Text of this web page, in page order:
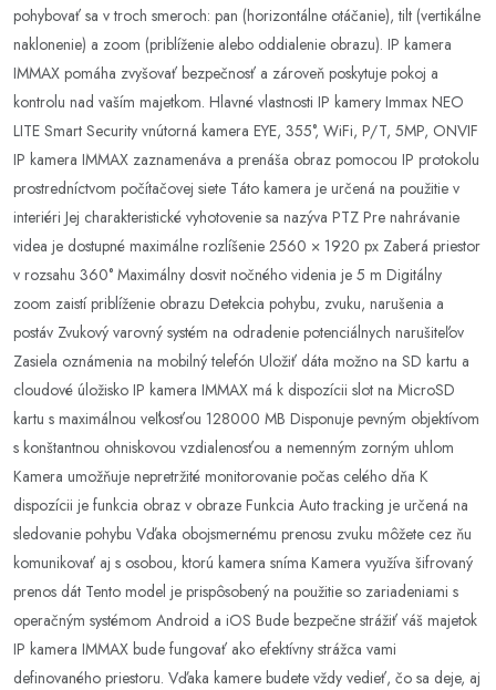
pohybovať sa v troch smeroch: pan (horizontálne otáčanie), tilt (vertikálne
naklonenie) a zoom (priblíženie alebo oddialenie obrazu). IP kamera
IMMAX pomáha zvyšovať bezpečnosť a zároveň poskytuje pokoj a
kontrolu nad vaším majetkom. Hlavné vlastnosti IP kamery Immax NEO
LITE Smart Security vnútorná kamera EYE, 355°, WiFi, P/T, 5MP, ONVIF
IP kamera IMMAX zaznamenáva a prenáša obraz pomocou IP protokolu
prostredníctvom počítačovej siete Táto kamera je určená na použitie v
interiéri Jej charakteristické vyhotovenie sa nazýva PTZ Pre nahrávanie
videa je dostupné maximálne rozlíšenie 2560 × 1920 px Zaberá priestor
v rozsahu 360° Maximálny dosvit nočného videnia je 5 m Digitálny
zoom zaistí priblíženie obrazu Detekcia pohybu, zvuku, narušenia a
postáv Zvukový varovný systém na odradenie potenciálnych narušiteľov
Zasiela oznámenia na mobilný telefón Uložiť dáta možno na SD kartu a
cloudové úložisko IP kamera IMMAX má k dispozícii slot na MicroSD
kartu s maximálnou veľkosťou 128000 MB Disponuje pevným objektívom
s konštantnou ohniskovou vzdialenosťou a nemenným zorným uhlom
Kamera umožňuje nepretržité monitorovanie počas celého dňa K
dispozícii je funkcia obraz v obraze Funkcia Auto tracking je určená na
sledovanie pohybu Vďaka obojsmernému prenosu zvuku môžete cez ňu
komunikovať aj s osobou, ktorú kamera sníma Kamera využíva šifrovaný
prenos dát Tento model je prispôsobený na použitie so zariadeniami s
operačným systémom Android a iOS Bude bezpečne strážiť váš majetok
IP kamera IMMAX bude fungovať ako efektívny strážca vami
definovaného priestoru. Vďaka kamere budete vždy vedieť, čo sa deje, aj